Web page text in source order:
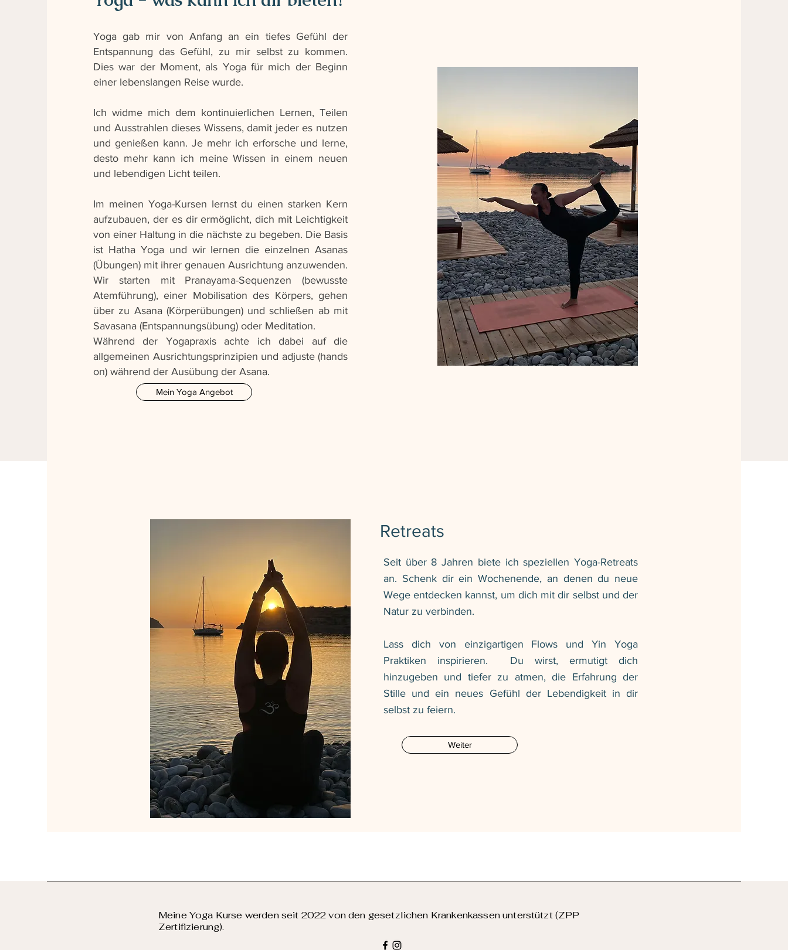
Yoga gab mir von Anfang an ein tiefes Gefühl der
Entspannung das Gefühl, zu mir selbst zu kommen.
Dies war der Moment, als Yoga für mich der Beginn
einer lebenslangen Reise wurde.
Ich widme mich dem kontinuierlichen Lernen, Teilen
und Ausstrahlen dieses Wissens, damit jeder es nutzen
und genießen kann. Je mehr ich erforsche und lerne,
desto mehr kann ich meine Wissen in einem neuen
und lebendigen Licht teilen.
Im meinen Yoga-Kursen lernst du einen starken Kern
aufzubauen, der es dir ermöglicht, dich mit Leichtigkeit
von einer Haltung in die nächste zu begeben. Die Basis
ist Hatha Yoga und wir lernen die einzelnen Asanas
(Übungen) mit ihrer genauen Ausrichtung anzuwenden.
Wir starten mit Pranayama-Sequenzen (bewusste
Atemführung), einer Mobilisation des Körpers, gehen
über zu Asana (Körperübungen) und schließen ab mit
Savasana (Entspannungsübung) oder Meditation.
Während der Yogapraxis achte ich dabei auf die
allgemeinen Ausrichtungsprinzipien und adjuste (hands
on) während der Ausübung der Asana.
Mein Yoga Angebot
Retreats
Seit über 8 Jahren biete ich speziellen Yoga-Retreats
an. Schenk dir ein Wochenende, an denen du neue
Wege entdecken kannst, um dich mit dir selbst und der
Natur zu verbinden.
Lass dich von einzigartigen Flows und Yin Yoga
Praktiken inspirieren. Du wirst, ermutigt dich
hinzugeben und tiefer zu atmen, die Erfahrung der
Stille und ein neues Gefühl der Lebendigkeit in dir
selbst zu feiern.
Weiter
Meine Yoga Kurse werden seit 2022 von den gesetzlichen Krankenkassen unterstützt (ZPP
Zertifizierung).